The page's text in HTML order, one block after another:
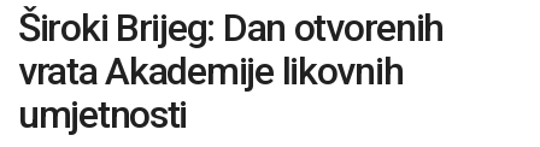
Široki Brijeg: Dan otvorenih
vrata Akademije likovnih
umjetnosti